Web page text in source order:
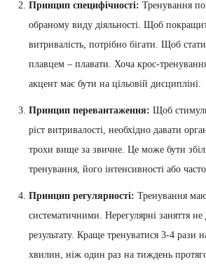
Принцип специфічності: Тренування
обраному виду діяльності. Щоб
витривалість, потрібно бігати. Щоб
плавцем – плавати. Хоча крос-
акцент має бути на цільовій дисципліні.
Принцип перевантаження: Щоб
ріст витривалості, необхідно давати
трохи вище за звичне. Це може бути
тренування, його інтенсивності або
Принцип регулярності: Тренування
систематичними. Нерегулярні заняття
результату. Краще тренуватися 3-4 рази
хвилин, ніж один раз на тиждень